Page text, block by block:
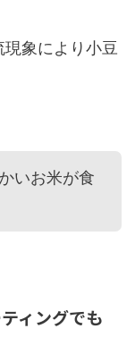
象により小豆
いお米が食
ィングでも